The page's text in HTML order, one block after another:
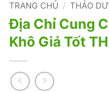
TRANG CHỦ / THẢO
Địa Chỉ Cung
Khô Giá Tốt